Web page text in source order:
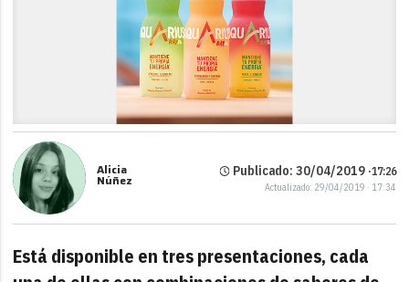
Alicia
Núñez
Publicado: 30/04/2019 ·17:26
Actualizado: 29/04/2019 · 17:34
Está disponible en tres presentaciones, cada